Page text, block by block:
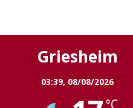
Griesheim
03:39, 08/08/2026
°C